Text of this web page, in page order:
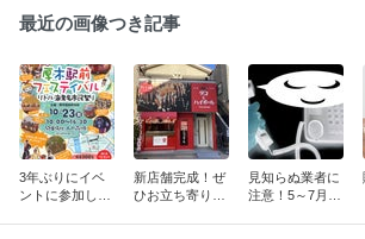
最近の画像つき記事
3年ぶりにイベ
ントに参加しま
新店舗完成！ぜ
ひお立ち寄りく
見知らぬ業者に
注意！5～7月は